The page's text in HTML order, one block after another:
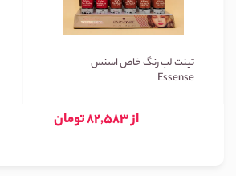
تینت لب رنگ خاص اسنس
Essense
از 82,583 تومان